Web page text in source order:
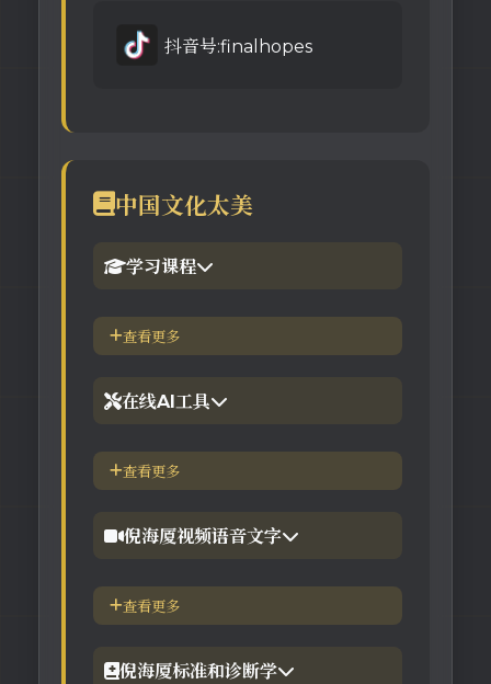
抖音号:finalhopes
中国文化太美
学习课程
1.倪海厦官网备份版
查看更多
在线AI工具
【工具】紫微斗数命理分析
查看更多
倪海厦视频语音文字
【视频】倪海厦-针灸大成
查看更多
倪海厦标准和诊断学